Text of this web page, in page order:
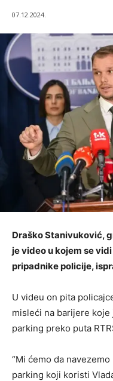
07.12.2024.
Draško Stanivuković,
je video u kojem se
pripadnike policije,
U videu on pita
misleći na barijere
parking preko puta
“Mi ćemo da
parking koji koristi